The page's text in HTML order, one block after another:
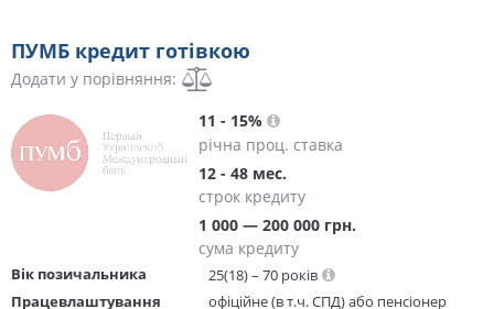
ПУМБ кредит готівкою
Додати у порівняння:
11 - 15%
річна проц. ставка
12 - 48 мес.
строк кредиту
1 000 — 200 000 грн.
сума кредиту
Вік позичальника
25(18) – 70 років
Працевлаштування
офіційне (в т.ч. СПД) або пенсіонер